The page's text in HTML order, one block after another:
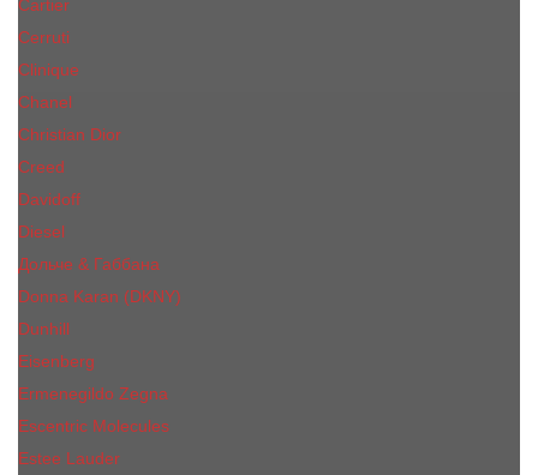
Cartier
Cerruti
Сliniquе
Chanel
Christian Dior
Creed
Davidoff
Diesel
Дольче & Габбана
Donna Karan (DKNY)
Dunhill
Eisenberg
Ermenegildo Zegna
Escentric Molecules
Еsteе Lаudеr